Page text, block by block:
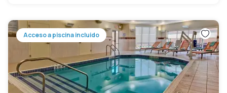
Acceso a piscina incluido